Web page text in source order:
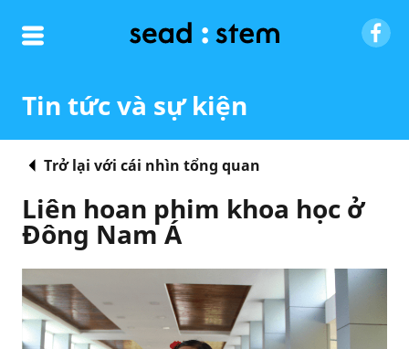
Tin tức và sự kiện
Trở lại với cái nhìn tổng quan
Liên hoan phim khoa học ở
Đông Nam Á